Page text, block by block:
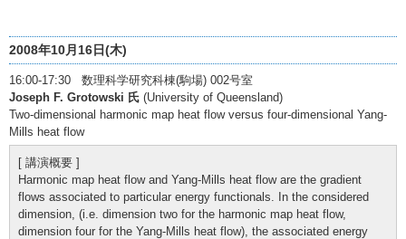
2008年10月16日(木)
16:00-17:30 数理科学研究科棟(駒場) 002号室
Joseph F. Grotowski 氏 (University of Queensland)
Two-dimensional harmonic map heat flow versus four-dimensional Yang-
Mills heat flow
[ 講演概要 ]
Harmonic map heat flow and Yang-Mills heat flow are the gradient
flows associated to particular energy functionals. In the considered
dimension, (i.e. dimension two for the harmonic map heat flow,
dimension four for the Yang-Mills heat flow), the associated energy